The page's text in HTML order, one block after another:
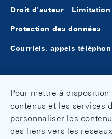
Droit d'auteur
Protection des données
Courriels, appels
Pour mettre à
contenus et les services
personnaliser les
des liens vers les